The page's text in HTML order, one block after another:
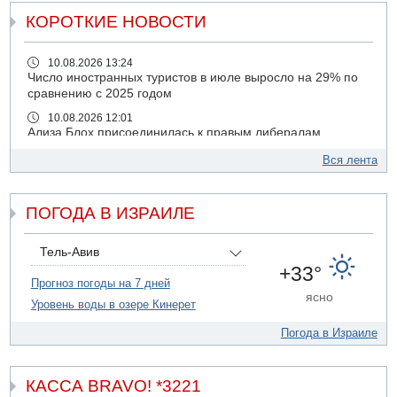
КОРОТКИЕ НОВОСТИ
10.08.2026 13:24
Число иностранных туристов в июле выросло на 29% по
сравнению с 2025 годом
10.08.2026 12:01
Ализа Блох присоединилась к правым либералам
На 4-м шоссе погиб под колесами автомобиля мужчина
09.08.2026 20:04
Сын экс-депутата от партии ШАС арестован за
09.08.2026 19:36
16-летний подросток разбился насмерть при падении
со скалы в районе пещеры Кешет
16-летний подросток упал со скалы в районе пещеры
Двое погибших при столкновении автомобилей на 1
Вся лента
ПОГОДА В ИЗРАИЛЕ
Тель-Авив
Прогноз погоды на 7 дней
Уровень воды в озере Кинерет
+33°
ясно
Погода в Израиле
КАССА BRAVO! *3221